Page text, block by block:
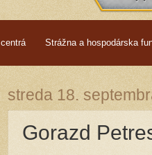
Strážna a hospodárska
streda 18.
Gorazd